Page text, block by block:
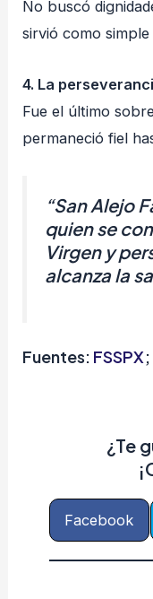
No buscó
sirvió como
4. La
Fue el último
permaneció fiel
“San Alejo
quien se
Virgen y
alcanza la
Fuentes: FSSPX;
¿Te
Facebook